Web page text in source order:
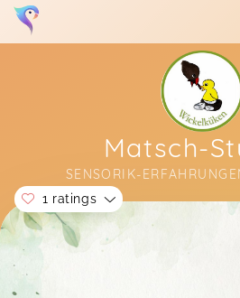
Matsch-
SENSORIK-
Soon you will learn more about
1 ratings
Yunis hat es sehr viel Spaß